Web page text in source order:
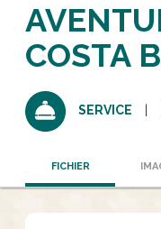
COSTA
SERVICE
FICHIER